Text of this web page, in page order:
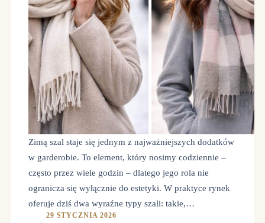
Zimą szal staje się jednym z najważniejszych dodatków
w garderobie. To element, który nosimy codziennie –
często przez wiele godzin – dlatego jego rola nie
ogranicza się wyłącznie do estetyki. W praktyce rynek
oferuje dziś dwa wyraźne typy szali: takie,…
29 STYCZNIA 2026